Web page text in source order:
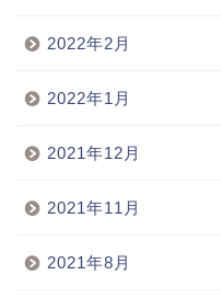
2022年2月
2022年1月
2021年12月
2021年11月
2021年8月